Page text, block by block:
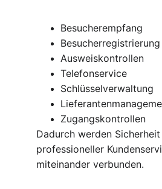
Besucherempfang
Besucherregistrierung
Ausweiskontrollen
Telefonservice
Schlüsselverwaltung
Zugangskontrollen
Dadurch werden
professioneller
miteinander verbunden.